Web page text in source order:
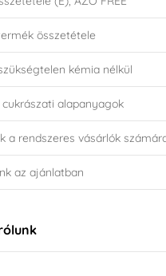
összetétele
kémia nélkül
alapanyagok
a rendszeres vásárlók
az ajánlatban